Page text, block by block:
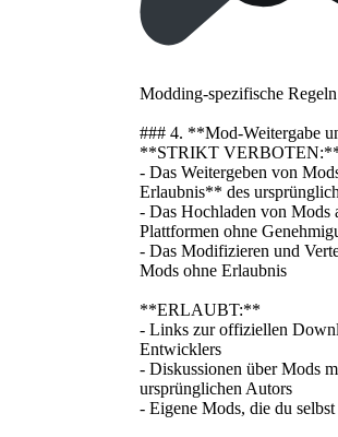
Modding-spezifische Regeln
### 4. **Mod-Weitergabe
**STRIKT
- Das Weitergeben von
Erlaubnis** des
- Das Hochladen von Mods
Plattformen ohne
- Das Modifizieren und
Mods ohne Erlaubnis
**ERLAUBT:**
- Links zur offiziellen
Entwicklers
- Diskussionen über Mods
ursprünglichen Autors
- Eigene Mods, die du